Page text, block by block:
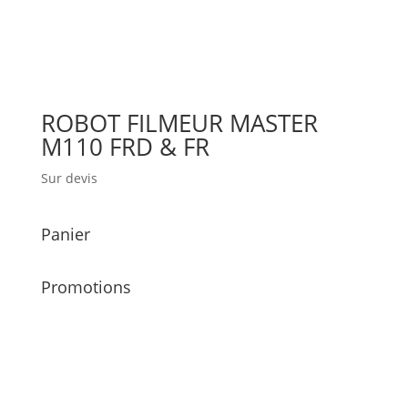
ROBOT FILMEUR MASTER
M110 FRD & FR
Sur devis
Panier
Promotions